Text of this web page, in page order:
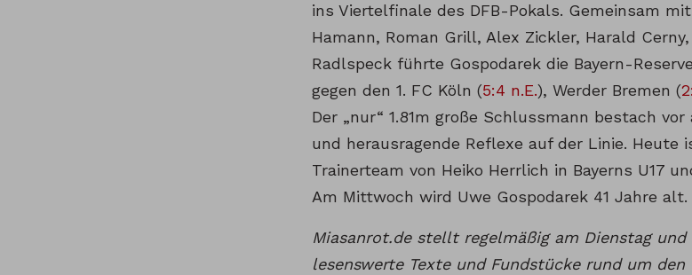
ins Viertelfinale des DFB-Pokals. Gemeinsam
Hamann, Roman Grill, Alex Zickler, Harald
Radlspeck führte Gospodarek die Bayern-
gegen den 1. FC Köln (5:4 n.E.), Werder Bremen (
Der „nur“ 1.81m große Schlussmann bestach
und herausragende Reflexe auf der Linie. Heute
Trainerteam von Heiko Herrlich in Bayerns U17
Am Mittwoch wird Uwe Gospodarek 41 Jahre alt.
Miasanrot.de stellt regelmäßig am Dienstag
lesenswerte Texte und Fundstücke rund um den